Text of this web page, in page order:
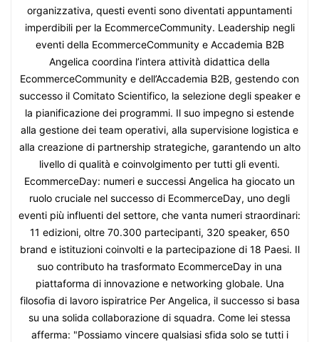
organizzativa, questi eventi sono diventati appuntamenti
imperdibili per la EcommerceCommunity. Leadership negli
eventi della EcommerceCommunity e Accademia B2B
Angelica coordina l’intera attività didattica della
EcommerceCommunity e dell’Accademia B2B, gestendo con
successo il Comitato Scientifico, la selezione degli speaker e
la pianificazione dei programmi. Il suo impegno si estende
alla gestione dei team operativi, alla supervisione logistica e
alla creazione di partnership strategiche, garantendo un alto
livello di qualità e coinvolgimento per tutti gli eventi.
EcommerceDay: numeri e successi Angelica ha giocato un
ruolo cruciale nel successo di EcommerceDay, uno degli
eventi più influenti del settore, che vanta numeri straordinari:
11 edizioni, oltre 70.300 partecipanti, 320 speaker, 650
brand e istituzioni coinvolti e la partecipazione di 18 Paesi. Il
suo contributo ha trasformato EcommerceDay in una
piattaforma di innovazione e networking globale. Una
filosofia di lavoro ispiratrice Per Angelica, il successo si basa
su una solida collaborazione di squadra. Come lei stessa
afferma: "Possiamo vincere qualsiasi sfida solo se tutti i